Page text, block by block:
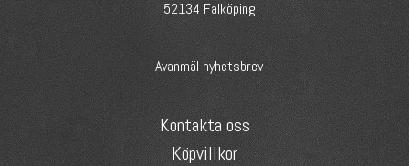
52134 Falköping
Avanmäl nyhetsbrev
Kontakta oss
Köpvillkor